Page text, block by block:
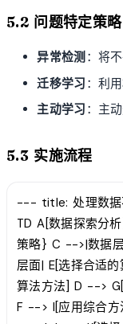
5.2 问题特定策略
异常检测 ：将
迁移学习 ：利
主动学习 ：主
5.3 实施流程
--- title: 处理数据
TD A[数据探索分
策略} C -->|数据
层面| E[选择合适
算法方法] D -->
F --> I[应用综合